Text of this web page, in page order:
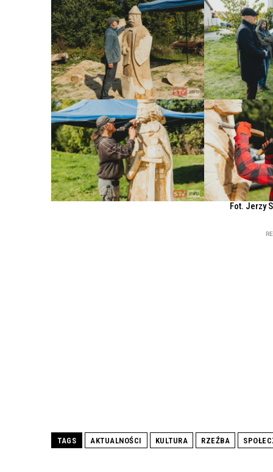
Fot. Jerzy
TAGS AKTUALNOŚCI KULTURA RZEŹBA